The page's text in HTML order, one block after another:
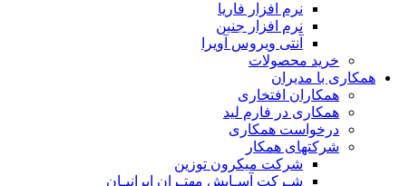
نرم افزار فاریا
نرم افزار جنین
آنتی ویروس آویرا
خرید محصولات
همکاری با مدیران
همکاران افتخاری
همکاری در فارم لید
درخواست همکاری
شرکتهای همکار
شرکت میکرون توزین
شـرکت آسـایش مهتـران ایرانیـان